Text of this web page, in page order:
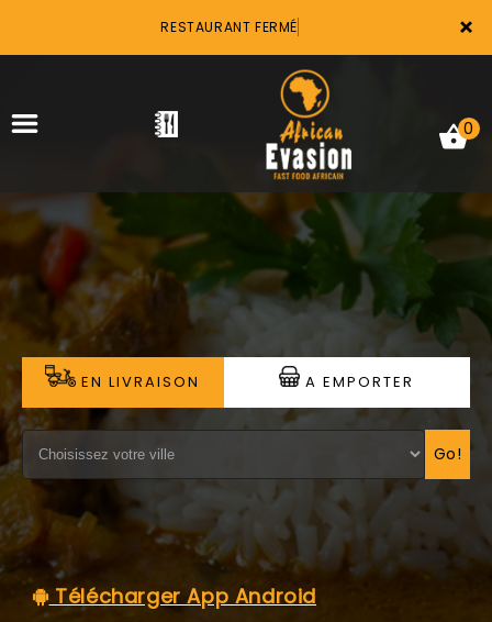
×
RESTAURANT FERMÉ
ACCUEIL
LA CARTE
VOTRE COMPTE
NOTRE RESTAURANT
VOS AVIS
MENTIONS LÉGALES
C.G.V
0
EN LIVRAISON A EMPORTER
Go!
Télécharger App Android